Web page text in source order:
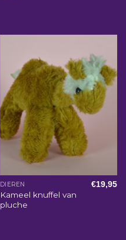
DIEREN
Kameel knuffel van
pluche
€19,95